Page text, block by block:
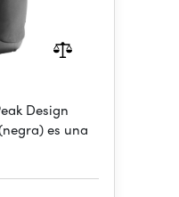
Design
es una